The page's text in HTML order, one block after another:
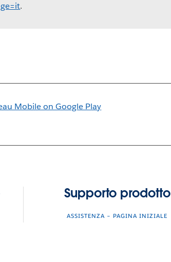
.
Supporto prodotto
ASSISTENZA – PAGINA INIZIALE